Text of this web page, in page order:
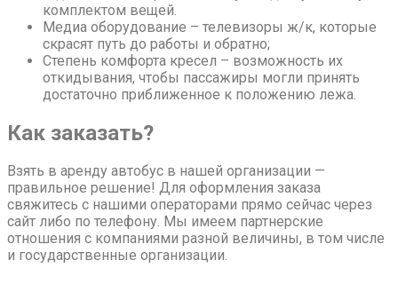
комплектом вещей.
Медиа оборудование – телевизоры ж/к, которые
скрасят путь до работы и обратно;
Степень комфорта кресел – возможность их
откидывания, чтобы пассажиры могли принять
достаточно приближенное к положению лежа.
Как заказать?
Взять в аренду автобус в нашей организации —
правильное решение! Для оформления заказа
свяжитесь с нашими операторами прямо сейчас через
сайт либо по телефону. Мы имеем партнерские
отношения с компаниями разной величины, в том числе
и государственные организации.